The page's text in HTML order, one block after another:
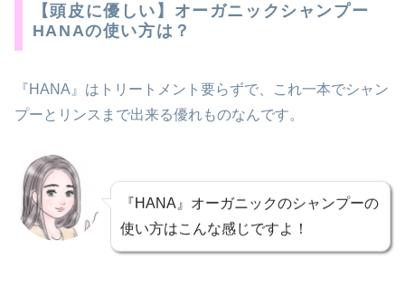
【頭皮に優しい】オーガニックシャンプー
HANAの使い方は？
『HANA』はトリートメント要らずで、これ一本でシャン
プーとリンスまで出来る優れものなんです。
『HANA』オーガニックのシャンプーの
使い方はこんな感じですよ！